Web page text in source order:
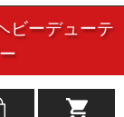
ビーデューテ